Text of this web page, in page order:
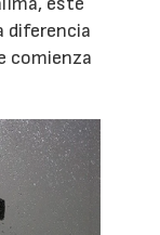
diferencia
comienza